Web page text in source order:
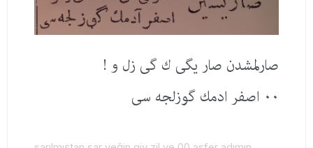
صارلمشدن صار یگی ك گی زل و !
٠٠ اصفر ادمك گوزلجه سی